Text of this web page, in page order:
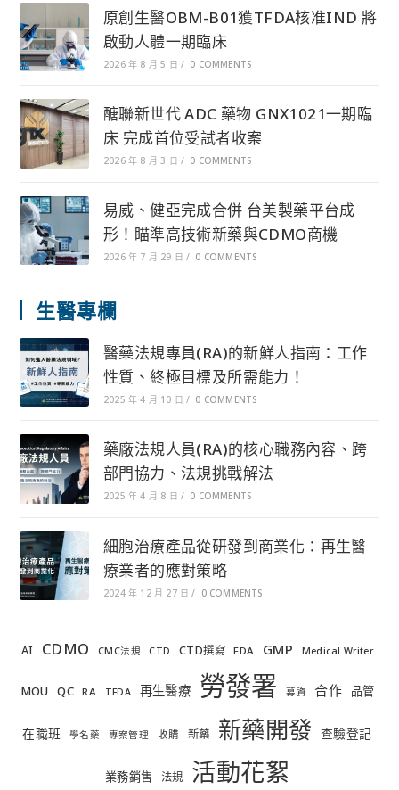
原創生醫OBM-B01獲TFDA核准IND 將
啟動人體一期臨床
2026 年 8 月 5 日 / 0 COMMENTS
醣聯新世代 ADC 藥物 GNX1021一期臨
床 完成首位受試者收案
2026 年 8 月 3 日 / 0 COMMENTS
易威、健亞完成合併 台美製藥平台成
形！瞄準高技術新藥與CDMO商機
2026 年 7 月 29 日 / 0 COMMENTS
生醫專欄
醫藥法規專員(RA)的新鮮人指南：工作
性質、終極目標及所需能力！
2025 年 4 月 10 日 / 0 COMMENTS
藥廠法規人員(RA)的核心職務內容、跨
部門協力、法規挑戰解法
2025 年 4 月 8 日 / 0 COMMENTS
細胞治療產品從研發到商業化：再生醫
療業者的應對策略
2024 年 12 月 27 日 / 0 COMMENTS
AI CDMO CMC法規 CTD CTD撰寫 FDA GMP Medical Writer
MOU QC RA TFDA 再生醫療 勞發署 募資 合作 品管
在職班 學名藥 專案管理 收購 新藥 新藥開發 查驗登記
業務銷售 法規 活動花絮